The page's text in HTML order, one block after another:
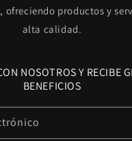
ofreciendo productos y
alta calidad.
NOSOTROS Y RECIBE
BENEFICIOS